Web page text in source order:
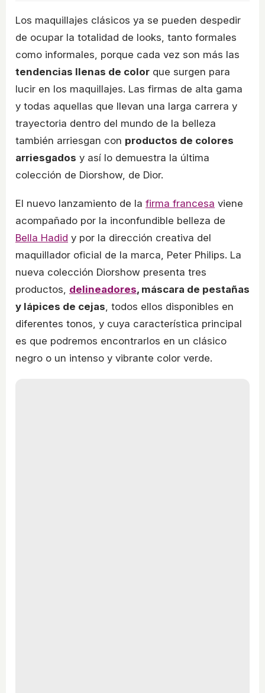
Los maquillajes clásicos ya se pueden despedir
de ocupar la totalidad de looks, tanto formales
como informales, porque cada vez son más las
tendencias llenas de color que surgen para
lucir en los maquillajes. Las firmas de alta gama
y todas aquellas que llevan una larga carrera y
trayectoria dentro del mundo de la belleza
también arriesgan con productos de colores
arriesgados y así lo demuestra la última
colección de Diorshow, de Dior.
El nuevo lanzamiento de la firma francesa viene
acompañado por la inconfundible belleza de
Bella Hadid y por la dirección creativa del
maquillador oficial de la marca, Peter Philips. La
nueva colección Diorshow presenta tres
productos, delineadores, máscara de pestañas
y lápices de cejas, todos ellos disponibles en
diferentes tonos, y cuya característica principal
es que podremos encontrarlos en un clásico
negro o un intenso y vibrante color verde.